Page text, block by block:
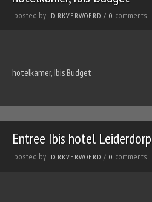
posted by DIRKVERWOERD / 0 comments
hotelkamer, Ibis Budget
Entree Ibis hotel Leiderdorp
posted by DIRKVERWOERD / 0 comments